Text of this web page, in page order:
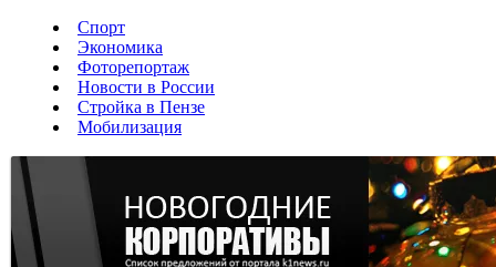
Спорт
Экономика
Фоторепортаж
Новости в России
Стройка в Пензе
Мобилизация